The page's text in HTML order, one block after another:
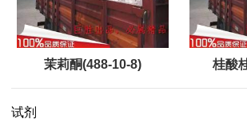
茉莉酮(488-10-8) 桂酸
试剂